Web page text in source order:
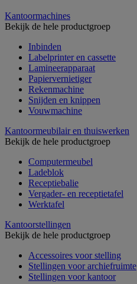
Kantoormachines
Bekijk de hele productgroep
Inbinden
Labelprinter en cassette
Lamineerapparaat
Papiervernietiger
Rekenmachine
Snijden en knippen
Vouwmachine
Kantoormeubilair en thuiswerken
Bekijk de hele productgroep
Computermeubel
Ladeblok
Receptiebalie
Vergader- en receptietafel
Werktafel
Kantoorstellingen
Bekijk de hele productgroep
Accessoires voor stelling
Stellingen voor archiefruimte
Stellingen voor kantoor